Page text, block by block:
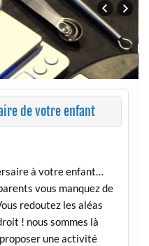
de votre enfant
à votre enfant…
vous manquez de
redoutez les aléas
! nous sommes là
une activité